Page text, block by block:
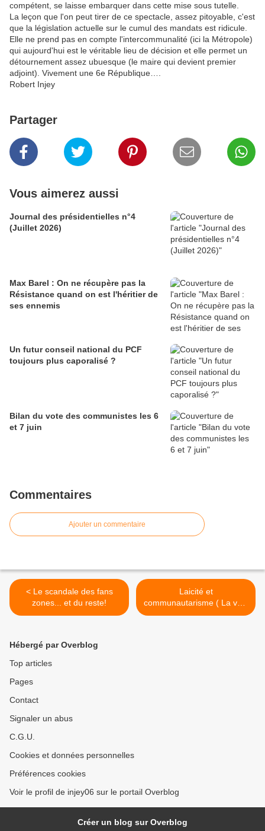
compétent, se laisse embarquer dans cette mise sous tutelle.
La leçon que l'on peut tirer de ce spectacle, assez pitoyable, c'est
que la législation actuelle sur le cumul des mandats est ridicule.
Elle ne prend pas en compte l'intercommunalité (ici la Métropole)
qui aujourd'hui est le véritable lieu de décision et elle permet un
détournement assez ubuesque (le maire qui devient premier
adjoint). Vivement une 6e République….
Robert Injey
Partager
Vous aimerez aussi
Journal des présidentielles n°4
(Juillet 2026)
Max Barel : On ne récupère pas la
Résistance quand on est l'héritier de
ses ennemis
Un futur conseil national du PCF
toujours plus caporalisé ?
Bilan du vote des communistes les 6
et 7 juin
Commentaires
Ajouter un commentaire
< Le scandale des fans
zones... et du reste!
Laicité et
communautarisme ( La voix
est libre, France 3) >
Hébergé par Overblog
Top articles
Pages
Contact
Signaler un abus
C.G.U.
Cookies et données personnelles
Préférences cookies
Voir le profil de injey06 sur le portail Overblog
Créer un blog sur Overblog